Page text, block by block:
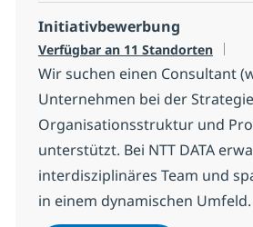
Initiativbewerbung
Verfügbar an 11 Standorten
Wir suchen einen Consultant
Unternehmen bei der
Organisationsstruktur und
unterstützt. Bei NTT DATA
interdisziplinäres Team und
in einem dynamischen Umfeld.